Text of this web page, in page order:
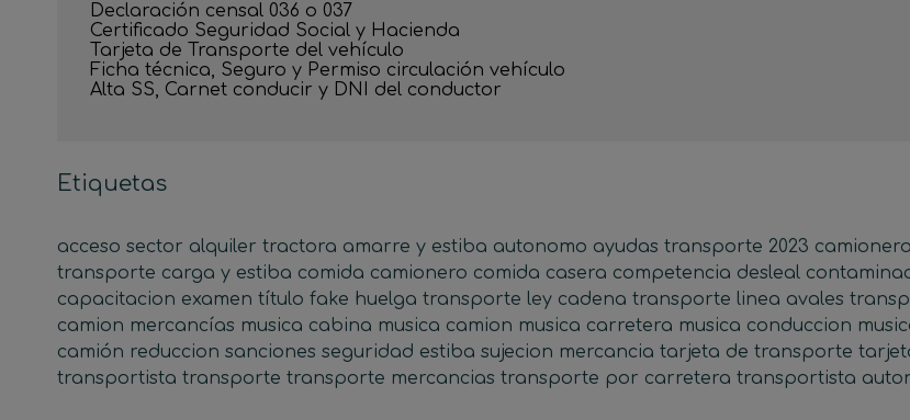
Declaración censal 036 o 037
Certificado Seguridad Social y Hacienda
Tarjeta de Transporte del vehículo
Ficha técnica, Seguro y Permiso circulación vehículo
Alta SS, Carnet conducir y DNI del conductor
Etiquetas
acceso sector alquiler tractora amarre y estiba autonomo ayudas transporte 2023 camionero
transporte carga y estiba comida camionero comida casera competencia desleal
capacitacion examen título fake huelga transporte ley cadena transporte linea avales
camion mercancías musica cabina musica camion musica carretera musica conduccion
camión reduccion sanciones seguridad estiba sujecion mercancia tarjeta de transporte
transportista transporte transporte mercancias transporte por carretera transportista